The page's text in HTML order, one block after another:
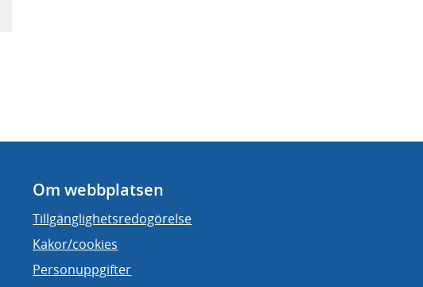
Om webbplatsen
Tillgänglighetsredogörelse
Kakor/cookies
Personuppgifter